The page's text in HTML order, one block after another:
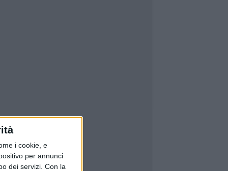
i cookie, e
per annunci
dei servizi. Con la